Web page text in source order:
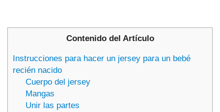
Contenido del Artículo
Instrucciones para hacer un jersey para un bebé
recién nacido
Cuerpo del jersey
Mangas
Unir las partes